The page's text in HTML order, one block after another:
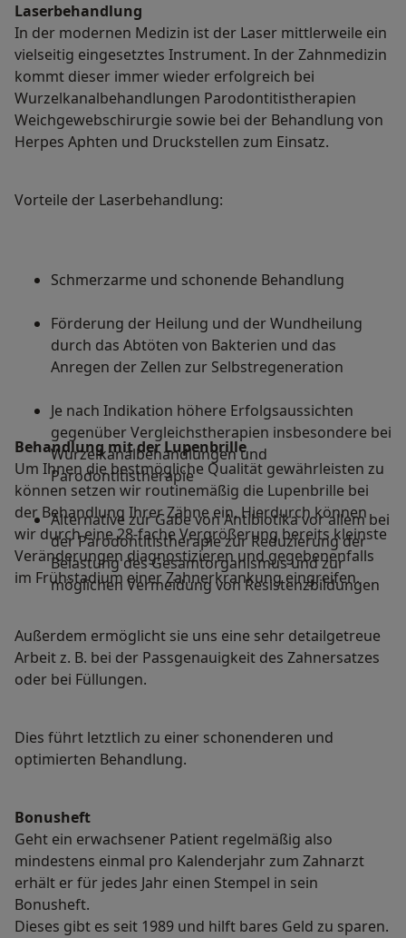
Laserbehandlung
In der modernen Medizin ist der Laser mittlerweile ein
vielseitig eingesetztes Instrument. In der Zahnmedizin
kommt dieser immer wieder erfolgreich bei
Wurzelkanalbehandlungen Parodontitistherapien
Weichgewebschirurgie sowie bei der Behandlung von
Herpes Aphten und Druckstellen zum Einsatz.
Vorteile der Laserbehandlung:
Schmerzarme und schonende Behandlung
Förderung der Heilung und der Wundheilung
durch das Abtöten von Bakterien und das
Anregen der Zellen zur Selbstregeneration
Je nach Indikation höhere Erfolgsaussichten
gegenüber Vergleichstherapien insbesondere bei
Wurzelkanalbehandlungen und
Parodontitistherapie
Alternative zur Gabe von Antibiotika vor allem bei
der Parodontitistherapie zur Reduzierung der
Belastung des Gesamtorganismus und zur
möglichen Vermeidung von Resistenzbildungen
Behandlung mit der Lupenbrille
Um Ihnen die bestmögliche Qualität gewährleisten zu
können setzen wir routinemäßig die Lupenbrille bei
der Behandlung Ihrer Zähne ein. Hierdurch können
wir durch eine 28-fache Vergrößerung bereits kleinste
Veränderungen diagnostizieren und gegebenenfalls
im Frühstadium einer Zahnerkrankung eingreifen.
Außerdem ermöglicht sie uns eine sehr detailgetreue
Arbeit z. B. bei der Passgenauigkeit des Zahnersatzes
oder bei Füllungen.
Dies führt letztlich zu einer schonenderen und
optimierten Behandlung.
Bonusheft
Geht ein erwachsener Patient regelmäßig also
mindestens einmal pro Kalenderjahr zum Zahnarzt
erhält er für jedes Jahr einen Stempel in sein
Bonusheft.
Dieses gibt es seit 1989 und hilft bares Geld zu sparen.